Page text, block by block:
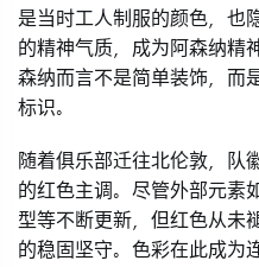
是当时工人制服的颜色，也
的精神气质，成为阿森纳精
森纳而言不是简单装饰，而
标识。
随着俱乐部迁往北伦敦，队
的红色主调。尽管外部元素
型等不断更新，但红色从未
的稳固坚守。色彩在此成为